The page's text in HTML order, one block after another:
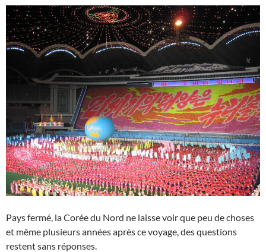
Pays fermé, la Corée du Nord ne laisse voir que peu de choses
et même plusieurs années après ce voyage, des questions
restent sans réponses.